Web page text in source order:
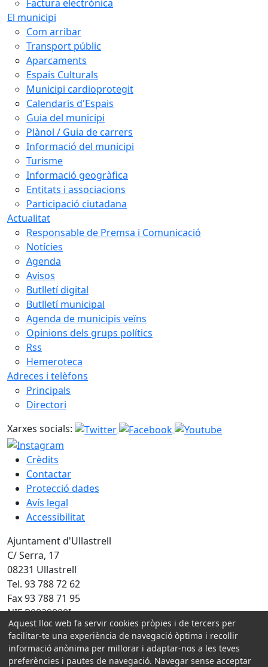
Factura electrònica
El municipi
Com arribar
Transport públic
Aparcaments
Espais Culturals
Municipi cardioprotegit
Calendaris d'Espais
Guia del municipi
Plànol / Guia de carrers
Informació del municipi
Turisme
Informació geogràfica
Entitats i associacions
Participació ciutadana
Actualitat
Responsable de Premsa i Comunicació
Notícies
Agenda
Avisos
Butlletí digital
Butlletí municipal
Agenda de municipis veïns
Opinions dels grups polítics
Rss
Hemeroteca
Adreces i telèfons
Principals
Directori
Xarxes socials:
Crèdits
Contactar
Protecció dades
Avís legal
Accessibilitat
Ajuntament d'Ullastrell
C/ Serra, 17
08231 Ullastrell
Tel. 93 788 72 62
Fax 93 788 71 95
NIF P0829000I
Amb la col·laboració de:
Aquest lloc web fa servir cookies pròpies i de tercers per
facilitar-te una experiència de navegació òptima i recollir
informació anònima per millorar i adaptar-nos a les teves
preferències i pautes de navegació. Navegar sense acceptar